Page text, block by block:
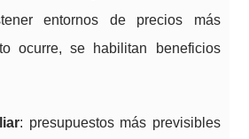
entornos de precios más
ocurre, se habilitan beneficios
: presupuestos más previsibles